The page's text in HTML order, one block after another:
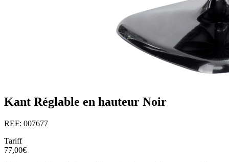
Kant Réglable en hauteur Noir
REF: 007677
Tariff
77,00€